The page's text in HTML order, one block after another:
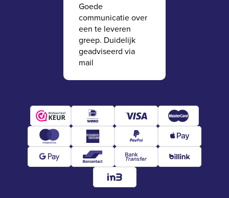
Goede
communicatie over
een te leveren
greep. Duidelijk
geadviseerd via
mail